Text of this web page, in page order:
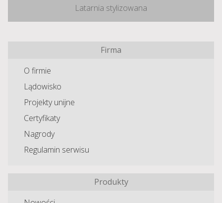
Latarnia stylizowana
Firma
O firmie
Lądowisko
Projekty unijne
Certyfikaty
Nagrody
Regulamin serwisu
Produkty